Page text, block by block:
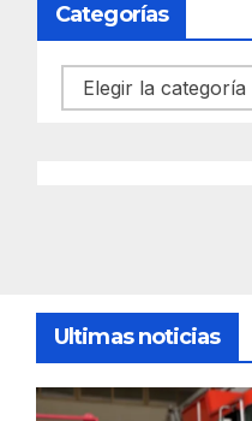
Categorías
Categorías
Ultimas noticias